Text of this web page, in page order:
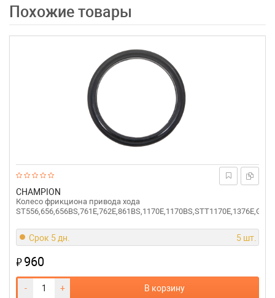
Похожие товары
CHAMPION
Колесо фрикциона привода хода
Срок 5 дн. 5 шт.
₽960
- + В корзину